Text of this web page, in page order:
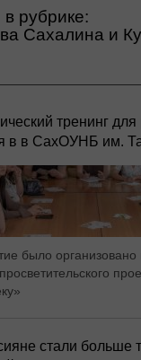
рубрике:
Сахалина и
тренинг
в в СахОУНБ им.
было организовано
стали больше